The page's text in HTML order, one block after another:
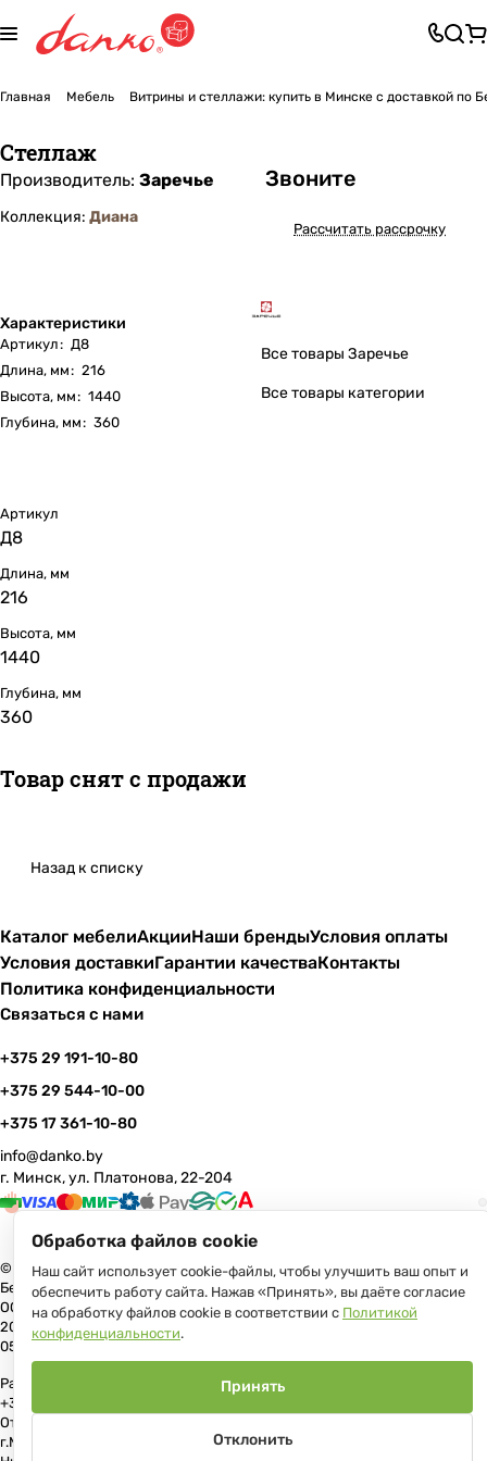
Главная Мебель Витрины и стеллажи: купить в Минске с доставкой по
Стеллаж
Производитель: Заречье
Коллекция: Диана
Характеристики
Артикул: Д8
Длина, мм: 216
Высота, мм: 1440
Глубина, мм: 360
Звоните
Рассчитать рассрочку
Все товары Заречье
Все товары категории
Артикул
Д8
Длина, мм
216
Высота, мм
1440
Глубина, мм
360
Товар снят с продажи
Назад к списку
Каталог мебелиАкцииНаши брендыУсловия оплаты
Условия доставкиГарантии качестваКонтакты
Политика конфиденциальности
Связаться с нами
+375 29 191-10-80
+375 29 544-10-00
+375 17 361-10-80
info@danko.by
г. Минск, ул. Платонова, 22-204
© 2026 Данко Бай: качественная мебель с оперативной доставкой по
Беларуси
ООО «Гранд Парк», юр.адрес: 220005, Минск, ул. Платонова, 22, пом.
204 В торговом реестре с 17 июля 2013 г. Регистрация №191081534,
05.11.2008, Мингорисполком.
Рассмотрение обращений потребителей, телефон +375 (17) 361-10-80,
+375 (29) 191-10-80, +375 (29) 544-10-00, e-mail: info@danko.by
Отдел торговли и услуг Администрации Первомайского района
г.Минска: тел. +375(17)215-14-65, Начальник отдела: Жакович Юлия
Обработка файлов cookie
Наш сайт использует cookie-файлы, чтобы улучшить ваш опыт и
обеспечить работу сайта. Нажав «Принять», вы даёте согласие
на обработку файлов cookie в соответствии с Политикой
конфиденциальности.
Отклонить
Принять